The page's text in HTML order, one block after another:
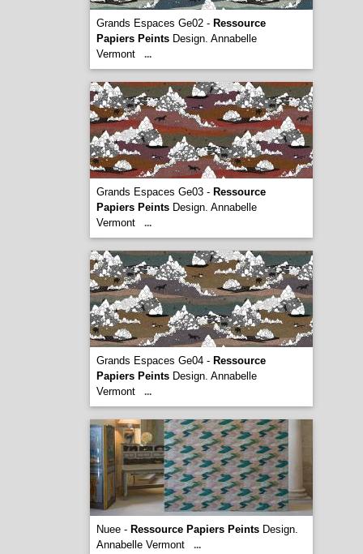
Grands Espaces Ge02 - Ressource
Papiers PeintsDesign. Annabelle
Vermont
...
Grands Espaces Ge03 - Ressource
Papiers PeintsDesign. Annabelle
Vermont
...
Grands Espaces Ge04 - Ressource
Papiers PeintsDesign. Annabelle
Vermont
...
Nuee - Ressource Papiers PeintsDesign.
Annabelle Vermont
...